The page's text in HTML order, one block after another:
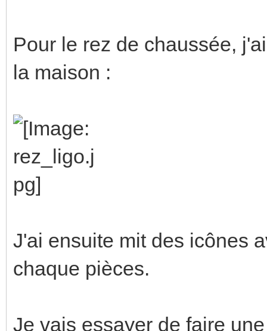
Pour le rez de chaussée,
la maison :
J'ai ensuite mit des icônes
chaque pièces.
Je vais essayer de faire